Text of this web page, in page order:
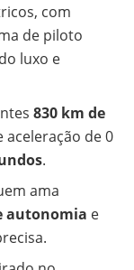
com
de piloto
luxo e
830 km de
de 0
.
ama
autonomia e